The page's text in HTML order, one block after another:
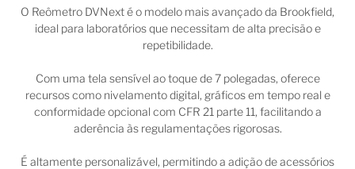
O Reômetro DVNexté o modelo mais avançado da Brookfield,
ideal para laboratórios que necessitam de alta precisão e
repetibilidade.
Com uma tela sensível ao toque de 7 polegadas, oferece
recursos como nivelamento digital, gráficos em tempo real e
conformidade opcional com CFR 21 parte 11, facilitando a
aderência às regulamentações rigorosas.
É altamente personalizável, permitindo a adição de acessórios